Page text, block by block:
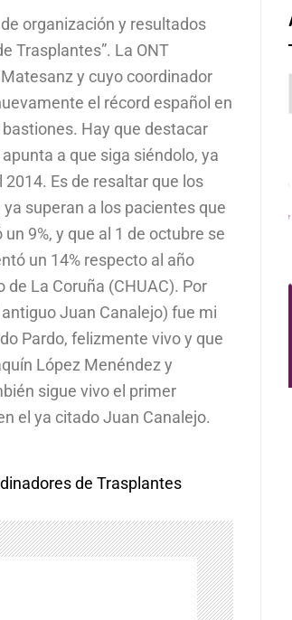
organización y resultados
Trasplantes”. La ONT
y cuyo coordinador
el récord español en
Hay que destacar
a que siga siéndolo, ya
Es de resaltar que los
superan a los pacientes que
9%, y que al 1 de octubre se
un 14% respecto al año
La Coruña (CHUAC). Por
Juan Canalejo) fue mi
Pardo, felizmente vivo y que
López Menéndez y
sigue vivo el primer
el ya citado Juan Canalejo.
de Trasplantes